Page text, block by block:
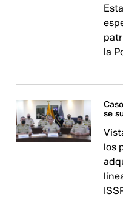
la
se
los